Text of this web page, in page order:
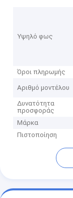
Υψηλό φως
Όροι πληρωμής
Αριθμό μοντέλου
Δυνατότητα
προσφοράς
Μάρκα
Πιστοποίηση